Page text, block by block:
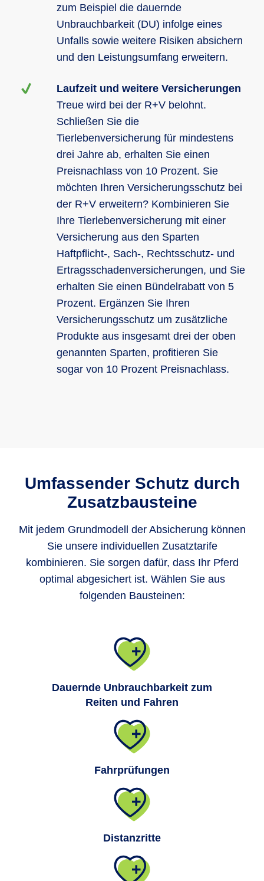
zum Beispiel die dauernde
Unbrauchbarkeit (DU) infolge eines
Unfalls sowie weitere Risiken absichern
und den Leistungsumfang erweitern.
Laufzeit und weitere Versicherungen
Treue wird bei der R+V belohnt.
Schließen Sie die
Tierlebenversicherung für mindestens
drei Jahre ab, erhalten Sie einen
Preisnachlass von 10 Prozent. Sie
möchten Ihren Versicherungsschutz bei
der R+V erweitern? Kombinieren Sie
Ihre Tierlebenversicherung mit einer
Versicherung aus den Sparten
Haftpflicht-, Sach-, Rechtsschutz- und
Ertragsschadenversicherungen, und Sie
erhalten Sie einen Bündelrabatt von 5
Prozent. Ergänzen Sie Ihren
Versicherungsschutz um zusätzliche
Produkte aus insgesamt drei der oben
genannten Sparten, profitieren Sie
sogar von 10 Prozent Preisnachlass.
Umfassender Schutz durch
Zusatzbausteine
Mit jedem Grundmodell der Absicherung können
Sie unsere individuellen Zusatztarife
kombinieren. Sie sorgen dafür, dass Ihr Pferd
optimal abgesichert ist. Wählen Sie aus
folgenden Bausteinen:
Dauernde Unbrauchbarkeit zum
Reiten und Fahren
Fahrprüfungen
Distanzritte